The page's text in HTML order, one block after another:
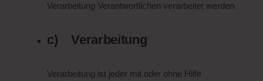
Verarbeitung Verantwortlichen verarbeitet werden.
c) Verarbeitung
Verarbeitung ist jeder mit oder ohne Hilfe